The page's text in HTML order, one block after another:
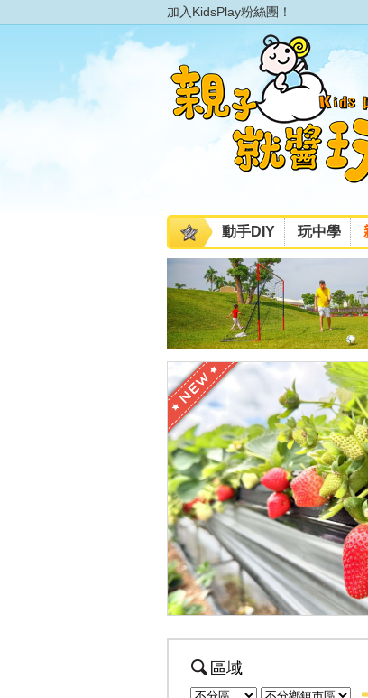
加入KidsPlay粉絲團！
動手DIY 玩中學
區域